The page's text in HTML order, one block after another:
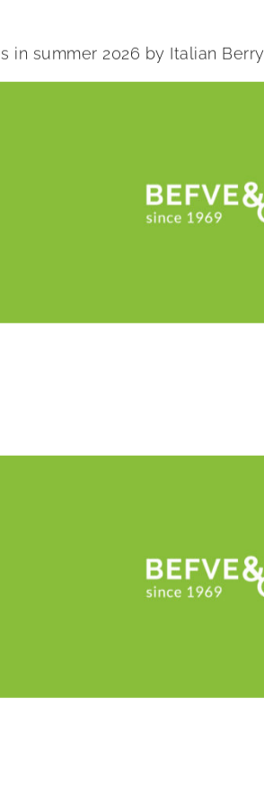
in summer 2026 by Italian Berry